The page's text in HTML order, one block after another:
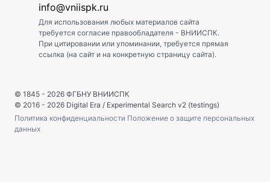
info@vniispk.ru
Для использования любых материалов сайта
требуется согласие правообладателя - ВНИИСПК.
При цитировании или упоминании, требуется прямая
ссылка (на сайт и на конкретную страницу сайта).
© 1845 - 2026 ФГБНУ ВНИИСПК
© 2016 - 2026 Digital Era / Experimental Search v2 (testings)
Политика конфиденциальности Положение о защите персональных
данных